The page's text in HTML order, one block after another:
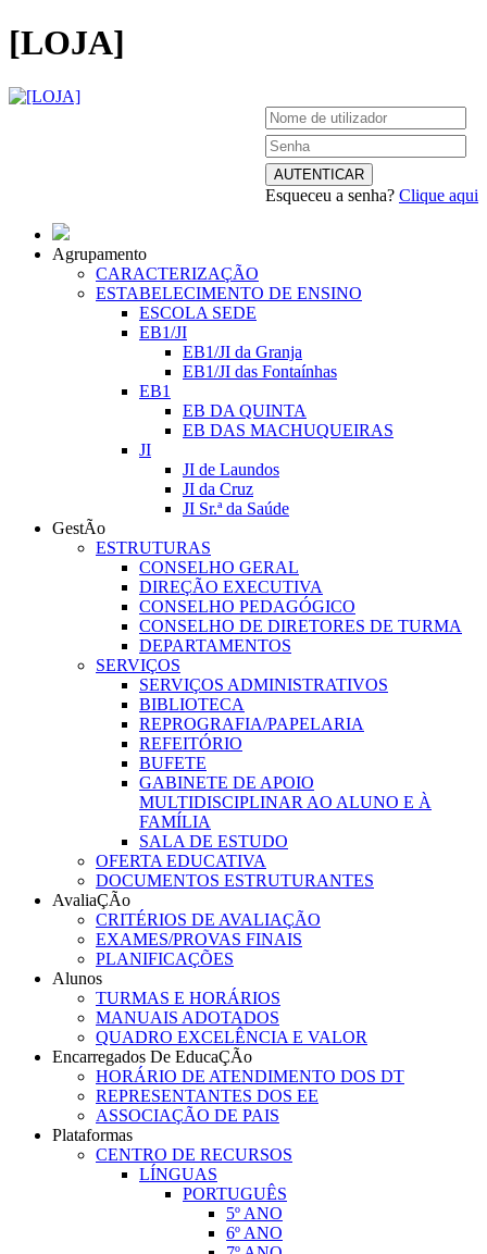
[LOJA]
Esqueceu a senha? Clique aqui
Agrupamento
CARACTERIZAÇÃO
ESTABELECIMENTO DE ENSINO
ESCOLA SEDE
EB1/JI
EB1/JI da Granja
EB1/JI das Fontaínhas
EB1
EB DA QUINTA
EB DAS MACHUQUEIRAS
JI
JI de Laundos
JI da Cruz
JI Sr.ª da Saúde
GestÃo
ESTRUTURAS
CONSELHO GERAL
DIREÇÃO EXECUTIVA
CONSELHO PEDAGÓGICO
CONSELHO DE DIRETORES DE TURMA
DEPARTAMENTOS
SERVIÇOS
SERVIÇOS ADMINISTRATIVOS
BIBLIOTECA
REPROGRAFIA/PAPELARIA
REFEITÓRIO
BUFETE
GABINETE DE APOIO
MULTIDISCIPLINAR AO ALUNO E À
FAMÍLIA
SALA DE ESTUDO
OFERTA EDUCATIVA
DOCUMENTOS ESTRUTURANTES
AvaliaÇÃo
CRITÉRIOS DE AVALIAÇÃO
EXAMES/PROVAS FINAIS
PLANIFICAÇÕES
Alunos
TURMAS E HORÁRIOS
MANUAIS ADOTADOS
QUADRO EXCELÊNCIA E VALOR
Encarregados De EducaÇÃo
HORÁRIO DE ATENDIMENTO DOS DT
REPRESENTANTES DOS EE
ASSOCIAÇÃO DE PAIS
Plataformas
CENTRO DE RECURSOS
LÍNGUAS
PORTUGUÊS
5º ANO
6º ANO